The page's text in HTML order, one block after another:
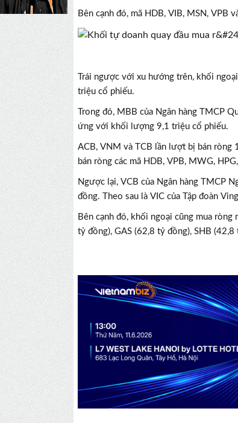
Bên cạnh đó, mã HDB, VIB, MSN,
Trái ngược với xu hướng trên, khối
triệu cổ phiếu.
Trong đó, MBB của Ngân hàng TMCP
ứng với khối lượng 9,1 triệu cổ phiếu.
ACB, VNM và TCB lần lượt bị bán ròng
bán ròng các mã HDB, VPB, MWG,
Ngược lại, VCB của Ngân hàng TMCP
đồng. Theo sau là VIC của Tập đoàn
Bên cạnh đó, khối ngoại cũng mua
tỷ đồng), GAS (62,8 tỷ đồng), SHB